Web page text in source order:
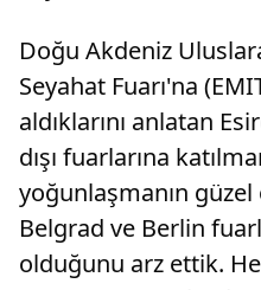
Doğu Akdeniz
Seyahat Fuarı'na
aldıklarını anlatan
dışı fuarlarına
yoğunlaşmanın güzel
Belgrad ve Berlin
olduğunu arz ettik.